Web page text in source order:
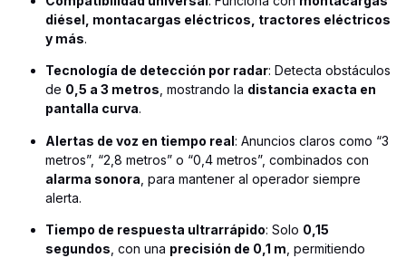
diésel, montacargas eléctricos, tractores eléctricos
y más.
Tecnología de detección por radar: Detecta obstáculos
de 0,5 a 3 metros, mostrando la distancia exacta en
pantalla curva.
Alertas de voz en tiempo real: Anuncios claros como “3
metros”, “2,8 metros” o “0,4 metros”, combinados con
alarma sonora , para mantener al operador siempre
alerta.
Tiempo de respuesta ultrarrápido: Solo 0,15
segundos , con una precisión de 0,1 m , permitiendo